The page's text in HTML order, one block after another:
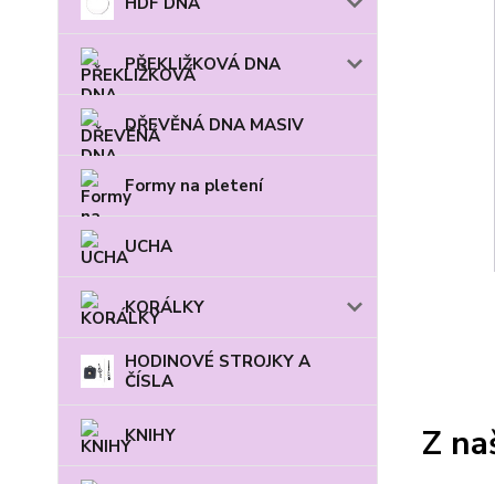
PŘEKLIŽKOVÁ DNA
DŘEVĚNÁ DNA MASIV
Formy na pletení
UCHA
KORÁLKY
HODINOVÉ STROJKY A
ČÍSLA
KNIHY Z